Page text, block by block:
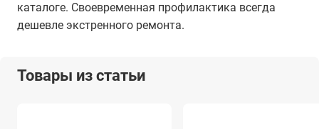
каталоге. Своевременная профилактика всегда
дешевле экстренного ремонта.
Товары из статьи